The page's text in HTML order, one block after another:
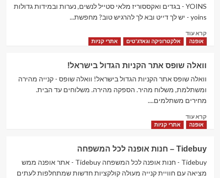
–
האתר
הטרנדי
לאופנה
ולאקססוריז
YOINS - בגדים ואקססוריז מלאי סטייל לנשים, נערות ובמידות גדולות
yoins - יש לך דייט ובא לך להרגיש טוב? מחפשת...
קרא עודRead
more
–
YOINS
–
מלאי
סטייל
ובמידות
גדולות
אופנה אלקטרוניקה וגאדג'טים אתרי קניות
וואלה שופס אתר הקניות הגדול בישראל!
וואלה שופס אתר הקניות הגדול בישראל! וואלה שופס - קנייה מהירה
ומשתלמת, משלוח מהיר. הספקה מהירה. משלוחים עד הבית.
מחירים משתלמים....
קרא עודRead
more
שופס אתר
הקניות
הגדול
אופנה אתרי קניות
Tidebuy – חנות אופנה לכל המשפחה
Tidebuy - חנות אופנה לכל המשפחה Tidebuy - אתר אופנה ממש
מציאה עם חוויית קנייה מעולה קולקציות חדשות שמתחלפות לעתים